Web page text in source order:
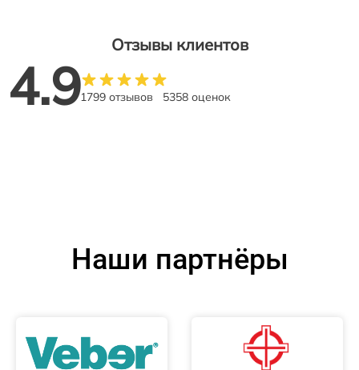
Отзывы клиентов
4.91799 отзывов 5358 оценок
Наши партнёры